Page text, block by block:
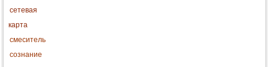
сетевая
карта
смеситель
сознание